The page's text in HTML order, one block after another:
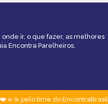
ir, o que fazer, as melhores
Encontra Parelheiros.
e ☕ pelo time do EncontraBrasil